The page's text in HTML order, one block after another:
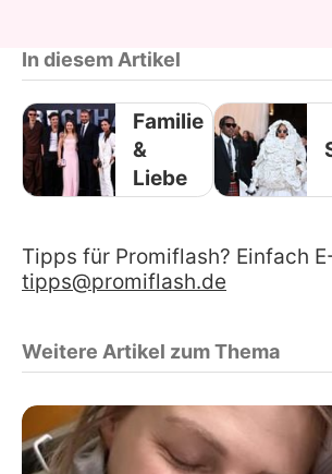
In diesem Artikel
Familie
&
Liebe
Tipps für Promiflash? Einfach
tipps@promiflash.de
Weitere Artikel zum Thema